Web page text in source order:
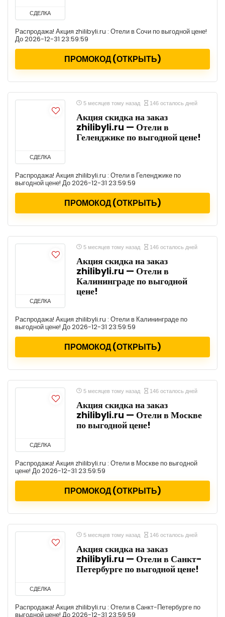
СДЕЛКА
Распродажа! Акция zhilibyli.ru : Отели в Сочи по выгодной цене!
До 2026-12-31 23:59:59
ПРОМОКОД (ОТКРЫТЬ)
СДЕЛКА
5 месяцев тому назад 146 осталось дней
Акция скидка на заказ
zhilibyli.ru — Отели в
Геленджике по выгодной цене!
Распродажа! Акция zhilibyli.ru : Отели в Геленджике по
выгодной цене! До 2026-12-31 23:59:59
ПРОМОКОД (ОТКРЫТЬ)
СДЕЛКА
5 месяцев тому назад 146 осталось дней
Акция скидка на заказ
zhilibyli.ru — Отели в
Калининграде по выгодной
цене!
Распродажа! Акция zhilibyli.ru : Отели в Калининграде по
выгодной цене! До 2026-12-31 23:59:59
ПРОМОКОД (ОТКРЫТЬ)
СДЕЛКА
5 месяцев тому назад 146 осталось дней
Акция скидка на заказ
zhilibyli.ru — Отели в Москве
по выгодной цене!
Распродажа! Акция zhilibyli.ru : Отели в Москве по выгодной
цене! До 2026-12-31 23:59:59
ПРОМОКОД (ОТКРЫТЬ)
СДЕЛКА
5 месяцев тому назад 146 осталось дней
Акция скидка на заказ
zhilibyli.ru — Отели в Санкт-
Петербурге по выгодной цене!
Распродажа! Акция zhilibyli.ru : Отели в Санкт-Петербурге по
выгодной цене! До 2026-12-31 23:59:59